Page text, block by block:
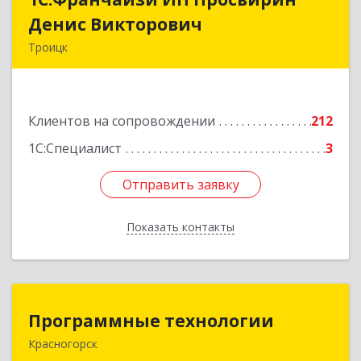
Денис Викторович
Троицк
Клиентов на сопровождении
212
1С:Специалист
3
Отправить заявку
Показать контакты
Денис Викторович
Подробнее
Отправить заявку
Назад
Программные технологии
Красногорск
143408, Московская обл, Красногорский р-н,